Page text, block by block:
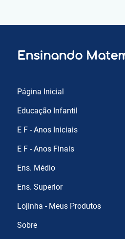
Ensinando
Página Inicial
Educação Infantil
E F - Anos Iniciais
E F - Anos Finais
Ens. Médio
Ens. Superior
Lojinha - Meus Produtos
Sobre